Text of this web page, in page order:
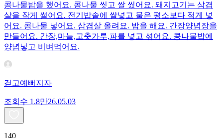
콩나물밥을 했어요. 콩나물 씻고 쌀 씼어요. 돼지고기는 삼겹
살을 작게 썰어요. 전기밥솥에 쌀넣고 물은 평소보다 적게 넣
어요. 콩나물 넣어요. 삼겹살 올려요. 밥을 해요. 간장양념장을
만들어요. 간장,마늘,고춧가루,파를 넣고 섞어요. 콩나물밥에
양념넣고 비벼먹어요.
걷고예뻐지자
조회수 1.8만26.05.03
140